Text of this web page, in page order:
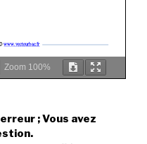
Zoom 100%
; Vous avez